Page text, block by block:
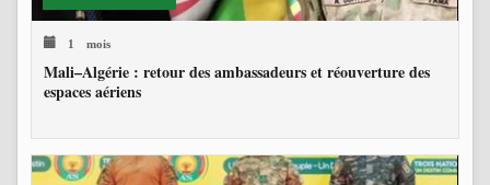
1 mois
Mali–Algérie : retour des ambassadeurs et réouverture des
espaces aériens